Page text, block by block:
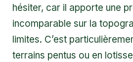
hésiter, car il apporte une
incomparable sur la
limites. C’est
terrains pentus ou en